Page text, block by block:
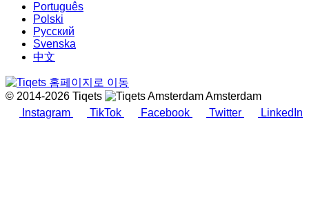
Português
Polski
Русский
Svenska
中文
© 2014-2026 Tiqets
Amsterdam
Instagram
TikTok Facebook Twitter LinkedIn